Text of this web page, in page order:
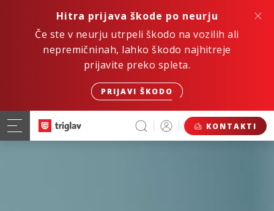
Hitra prijava škode po neurju
Če ste v neurju utrpeli škodo na vozilih ali
nepremičninah, lahko škodo najhitreje
prijavite preko spleta.
PRIJAVI ŠKODO
KONTAKTI